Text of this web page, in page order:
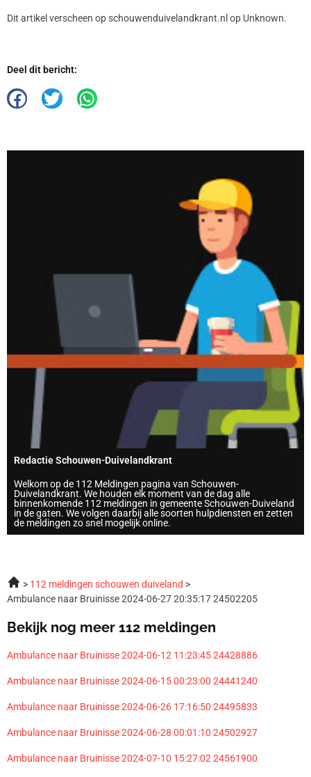
Dit artikel verscheen op schouwenduivelandkrant.nl op Unknown.
Deel dit bericht:
Redactie Schouwen-Duivelandkrant
Welkom op de 112 Meldingen pagina van Schouwen-
Duivelandkrant. We houden elk moment van de dag alle
binnenkomende 112 meldingen in gemeente Schouwen-Duiveland
in de gaten. We volgen daarbij alle soorten hulpdiensten en zetten
de meldingen zo snel mogelijk online.
112 meldingen schouwen duiveland
Ambulance naar Bruinisse 2024-06-27 20:35:17 24502205
Bekijk nog meer 112 meldingen
Ambulance naar Bruinisse 2024-06-12 11:23:45 24428886
Ambulance naar Bruinisse 2024-06-15 00:23:00 24441240
Ambulance naar Bruinisse 2024-06-26 17:16:50 24495833
Ambulance naar Bruinisse 2024-06-28 00:01:10 24502927
Ambulance naar Bruinisse 2024-07-10 15:27:02 24561900